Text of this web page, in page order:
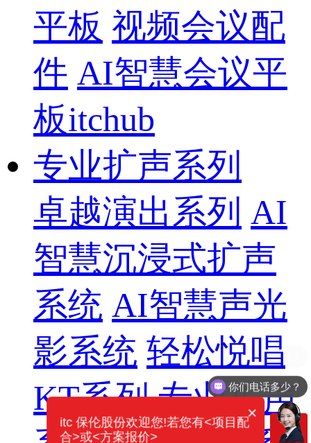
平板 视频会议配
件 AI智慧会议平
板itchub
专业扩声系列
卓越演出系列 AI
智慧沉浸式扩声
系统 AI智慧声光
影系统 轻松悦唱
KT系列 专业扩声
你们电话多少？
×
itc 保伦股份欢迎您!若您有<项目配
合>或<方案报价>